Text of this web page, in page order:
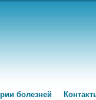
болезней